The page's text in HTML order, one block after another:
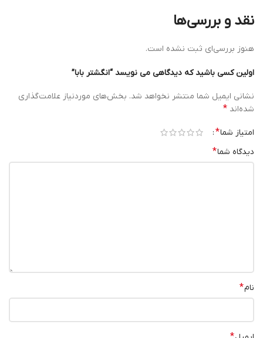
نقد و بررسی‌ها
هنوز بررسی‌ای ثبت نشده است.
اولین کسی باشید که دیدگاهی می نویسد “انگشتر بابا”
نشانی ایمیل شما منتشر نخواهد شد. بخش‌های موردنیاز علامت‌گذاری
شده‌اند *
امتیاز شما*
دیدگاه شما*
نام*